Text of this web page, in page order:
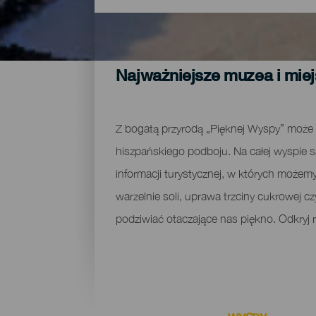
Najważniejsze muzea i
Z bogatą przyrodą „Pięknej Wyspy”
hiszpańskiego podboju. Na całej wyspie
informacji turystycznej, w których
warzelnie soli, uprawa trzciny cukrowej
podziwiać otaczające nas piękno. Odkryj